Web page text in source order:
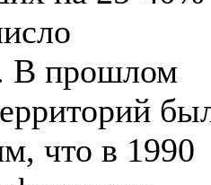
В прошлом
что в 1990